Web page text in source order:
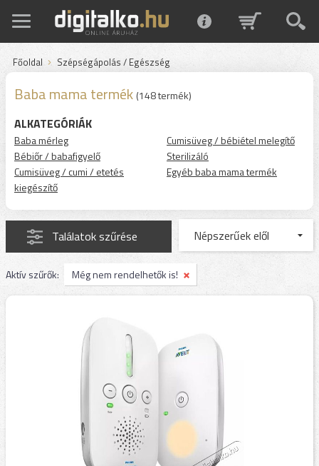
Főoldal Szépségápolás / Egészség
Baba mama termék (148 termék)
ALKATEGÓRIÁK
Baba mérleg
Bébiőr / babafigyelő
Cumisüveg / cumi / etetés
kiegészítő
Cumisüveg / bébiétel melegítő
Sterilizáló
Egyéb baba mama termék
Találatok szűrése
Aktív szűrők: Még nem rendelhetők is!